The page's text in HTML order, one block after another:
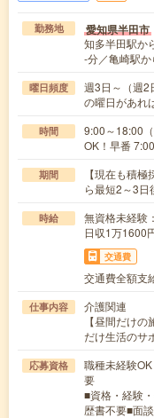
勤務地 愛知県半田市
知多半田駅か
-分／亀崎駅
曜日頻度
週3日～（週2
の曜日があれ
時間
9:00～18:00
OK！早番
期間
【現在も積
ら最短2～3日
時給
無資格未経
日収1万1600
交通費
交通費全額支
仕事内容
介護関連
【昼間だけ
だけ生活のサ
応募資格
職種未経験
要
■資格・経験
歴書不要■面